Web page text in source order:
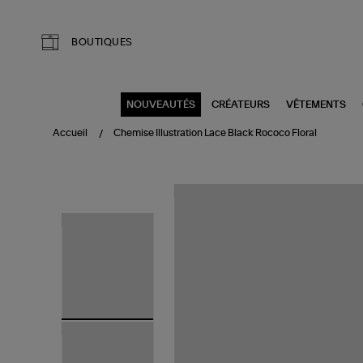
BOUTIQUES
NOUVEAUTÉS CRÉATEURS VÊTEMENTS
Accueil Chemise Illustration Lace Black Rococo Floral